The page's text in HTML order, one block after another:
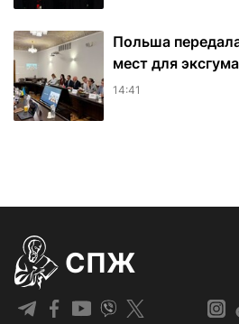
Польша
мест для
14:41
СПЖ